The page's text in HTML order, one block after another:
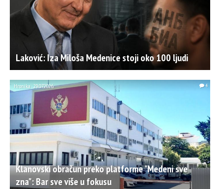
Laković: Iza Miloša Medenice stoji oko 100 ljudi
Klanovski obračun preko platforme "Medeni sve
zna": Bar sve više u fokusu
Hronika 29.07.2026. 4